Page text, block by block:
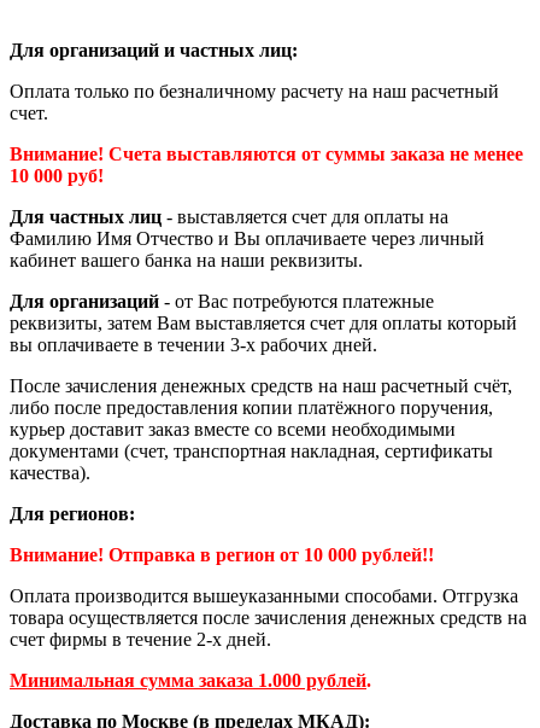
Для организаций и частных лиц:
Оплата только по безналичному расчету на наш расчетный
счет.
Внимание! Счета выставляются от суммы заказа не менее
10 000 руб!
Для частных лиц - выставляется счет для оплаты на
Фамилию Имя Отчество и Вы оплачиваете через личный
кабинет вашего банка на наши реквизиты.
Для организаций - от Вас потребуются платежные
реквизиты, затем Вам выставляется счет для оплаты который
вы оплачиваете в течении 3-х рабочих дней.
После зачисления денежных средств на наш расчетный счёт,
либо после предоставления копии платёжного поручения,
курьер доставит заказ вместе со всеми необходимыми
документами (счет, транспортная накладная, сертификаты
качества).
Для регионов:
Внимание! Отправка в регион от 10 000 рублей!!
Оплата производится вышеуказанными способами. Отгрузка
товара осуществляется после зачисления денежных средств на
счет фирмы в течение 2-х дней.
Минимальная сумма заказа 1.000 рублей.
Доставка по Москве (в пределах МКАД):